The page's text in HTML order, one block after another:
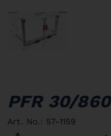
PFR 30/860
Art. No.: 57-1159